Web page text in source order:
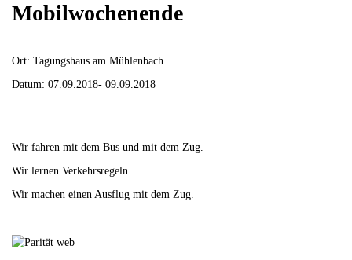
Mobilwochenende
Ort: Tagungshaus am Mühlenbach
Datum: 07.09.2018- 09.09.2018
Wir fahren mit dem Bus und mit dem Zug.
Wir lernen Verkehrsregeln.
Wir machen einen Ausflug mit dem Zug.